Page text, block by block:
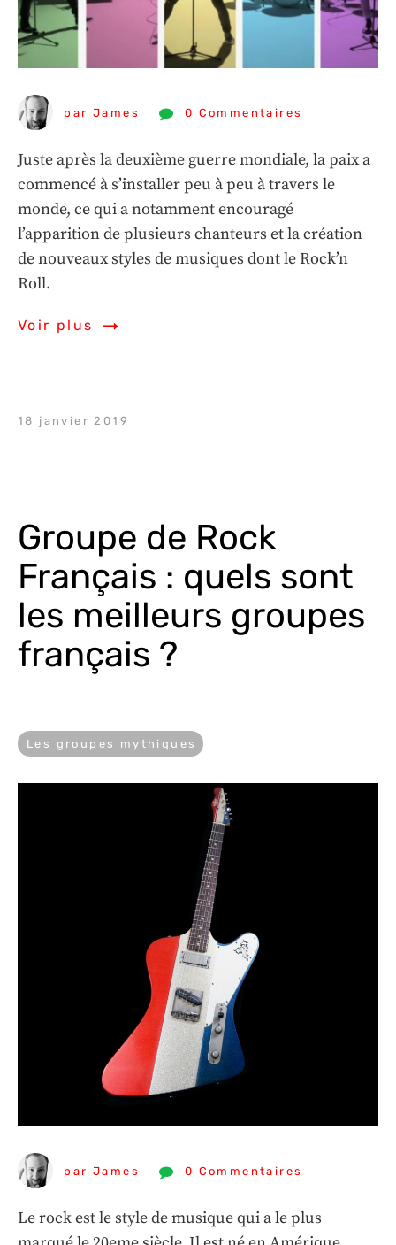
par James 0 Commentaires
Juste après la deuxième guerre mondiale, la paix a
commencé à s’installer peu à peu à travers le
monde, ce qui a notamment encouragé
l’apparition de plusieurs chanteurs et la création
de nouveaux styles de musiques dont le Rock’n
Roll.
Voir plus
18 janvier 2019
Groupe de Rock
Français : quels sont
les meilleurs groupes
français ?
Les groupes mythiques
par James 0 Commentaires
Le rock est le style de musique qui a le plus